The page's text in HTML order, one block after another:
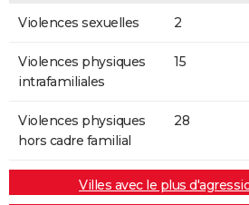
Violences sexuelles 2
Violences physiques
intrafamiliales
15
Violences physiques
hors cadre familial
28
Villes avec le plus